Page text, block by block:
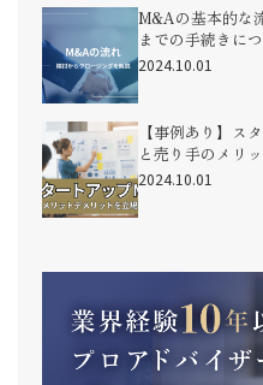
M&Aの基本的な
までの手続きに
2024.10.01
【事例あり】ス
と売り手のメリ
2024.10.01